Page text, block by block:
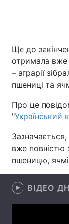
Головна
Україна
Економіка
Техно і зв'язок
Здоров'я
Ще до
отримала
– аграрії
пшениці та
Про це
"Український
вже повністю
пшеницю,
ВІДЕО